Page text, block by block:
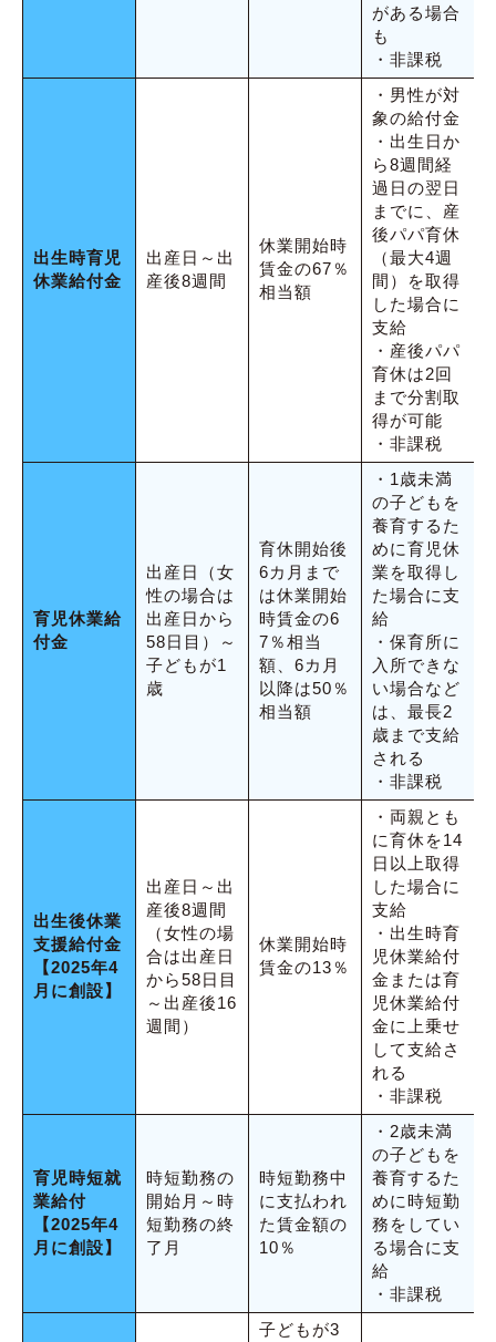
がある場合
も
・非課税
出生時育児
休業給付金
出産日～出
産後8週間
休業開始時
賃金の67％
相当額
・男性が対
象の給付金
・出生日か
ら8週間経
過日の翌日
までに、産
後パパ育休
（最大4週
間）を取得
した場合に
支給
・産後パパ
育休は2回
まで分割取
得が可能
・非課税
育児休業給
付金
出産日（女
性の場合は
出産日から
58日目）～
子どもが1
歳
育休開始後
6カ月まで
は休業開始
時賃金の6
7％相当
額、6カ月
以降は50％
相当額
・1歳未満
の子どもを
養育するた
めに育児休
業を取得し
た場合に支
給
・保育所に
入所できな
い場合など
は、最長2
歳まで支給
される
・非課税
出生後休業
支援給付金
【2025年4
月に創設】
出産日～出
産後8週間
（女性の場
合は出産日
から58日目
～出産後16
週間）
休業開始時
賃金の13％
・両親とも
に育休を14
日以上取得
した場合に
支給
・出生時育
児休業給付
金または育
児休業給付
金に上乗せ
して支給さ
れる
・非課税
育児時短就
業給付
【2025年4
月に創設】
時短勤務の
開始月～時
短勤務の終
了月
時短勤務中
に支払われ
た賃金額の
10％
・2歳未満
の子どもを
養育するた
めに時短勤
務をしてい
る場合に支
給
・非課税
子どもが3